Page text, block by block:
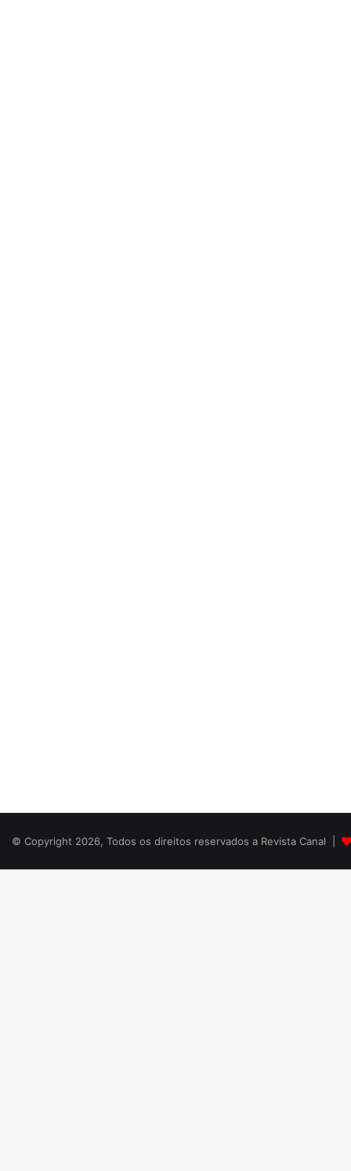
© Copyright 2026, Todos os direitos reservados a Revista Canal |